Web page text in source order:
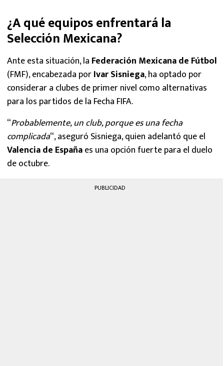
¿A qué equipos enfrentará la
Selección Mexicana?
Ante esta situación, la Federación Mexicana de Fútbol
(FMF), encabezada porIvar Sisniega, ha optado por
considerar a clubes de primer nivel como alternativas
para los partidos de la Fecha FIFA.
“Probablemente, un club, porque es una fecha
complicada“, aseguró Sisniega, quien adelantó que el
Valencia de Españaes una opción fuerte para el duelo
de octubre.
PUBLICIDAD